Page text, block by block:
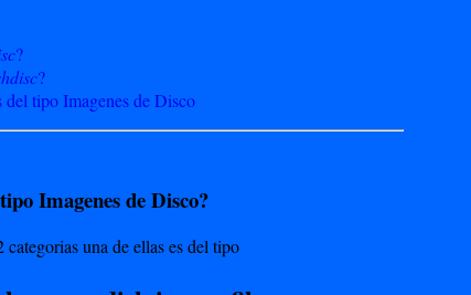
?
?
tipo Imagenes de Disco
Imagenes de Disco?
una de ellas es del tipo